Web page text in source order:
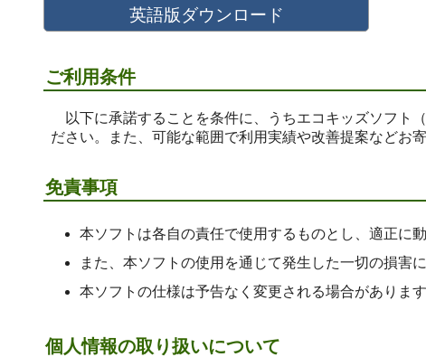
ご利用条件
以下に承諾することを条件に、うちエコキッズソフト
ださい。また、可能な範囲で利用実績や改善提案などお寄
免責事項
本ソフトは各自の責任で使用するものとし、適正に
また、本ソフトの使用を通じて発生した一切の損害
本ソフトの仕様は予告なく変更される場合があります
個人情報の取り扱いについて